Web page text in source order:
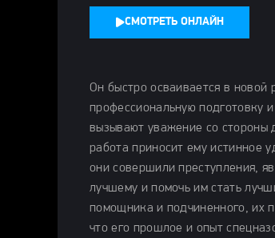
СМОТРЕТЬ ОНЛАЙН
Он быстро осваивается в новой
профессиональную подготовку
вызывают уважение со стороны
работа приносит ему истинное
они совершили преступления,
лучшему и помочь им стать
помощника и подчиненного, их
что его прошлое и опыт